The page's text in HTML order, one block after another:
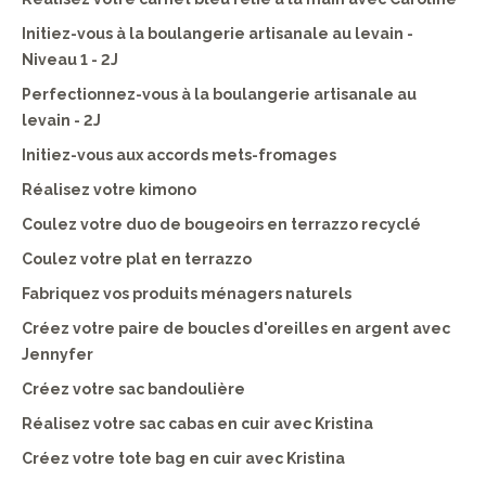
Initiez-vous à la boulangerie artisanale au levain -
Niveau 1 - 2J
Perfectionnez-vous à la boulangerie artisanale au
levain - 2J
Initiez-vous aux accords mets-fromages
Réalisez votre kimono
Coulez votre duo de bougeoirs en terrazzo recyclé
Coulez votre plat en terrazzo
Fabriquez vos produits ménagers naturels
Créez votre paire de boucles d'oreilles en argent avec
Jennyfer
Créez votre sac bandoulière
Réalisez votre sac cabas en cuir avec Kristina
Créez votre tote bag en cuir avec Kristina